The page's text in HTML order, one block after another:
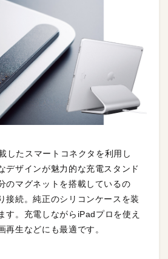
したスマートコネクタを利用し
デザインが魅力的な充電スタンド
のマグネットを搭載しているの
接続。純正のシリコンケースを装
す。充電しながらiPadプロを使え
再生などにも最適です。